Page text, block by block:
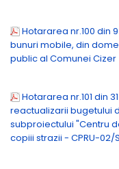
Hotararea nr.100 din
bunuri mobile, din
public al Comunei Cizer
Hotararea nr.101 din
reactualizarii bugetului
subproiectului "Centru
copiii strazii - CPRU-02/